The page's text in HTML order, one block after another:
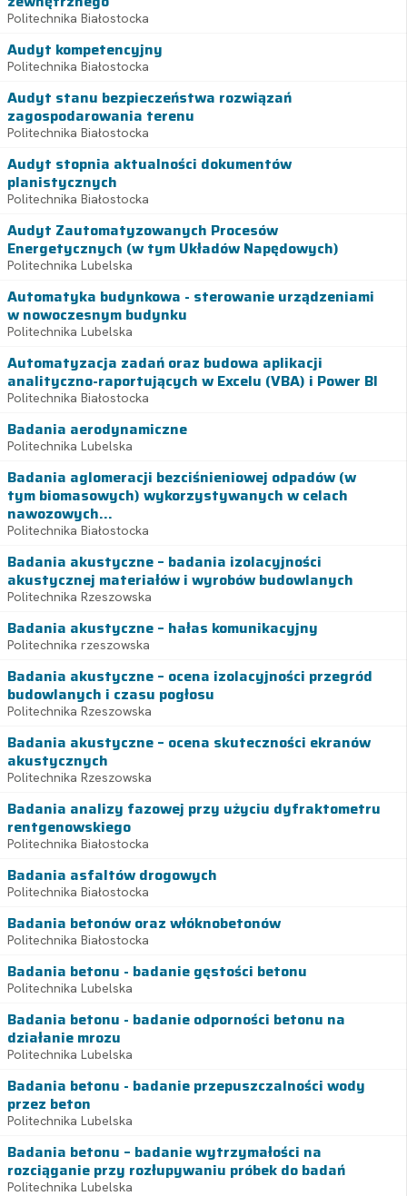
Politechnika Białostocka
Audyt kompetencyjny
Politechnika Białostocka
Audyt stanu bezpieczeństwa rozwiązań
zagospodarowania terenu
Politechnika Białostocka
Audyt stopnia aktualności dokumentów
planistycznych
Politechnika Białostocka
Audyt Zautomatyzowanych Procesów
Energetycznych (w tym Układów Napędowych)
Politechnika Lubelska
Automatyka budynkowa - sterowanie urządzeniami
w nowoczesnym budynku
Politechnika Lubelska
Automatyzacja zadań oraz budowa aplikacji
analityczno-raportujących w Excelu (VBA) i Power BI
Politechnika Białostocka
Badania aerodynamiczne
Politechnika Lubelska
Badania aglomeracji bezciśnieniowej odpadów (w
tym biomasowych) wykorzystywanych w celach
nawozowych...
Politechnika Białostocka
Badania akustyczne – badania izolacyjności
akustycznej materiałów i wyrobów budowlanych
Politechnika Rzeszowska
Badania akustyczne – hałas komunikacyjny
Politechnika rzeszowska
Badania akustyczne – ocena izolacyjności przegród
budowlanych i czasu pogłosu
Politechnika Rzeszowska
Badania akustyczne – ocena skuteczności ekranów
akustycznych
Politechnika Rzeszowska
Badania analizy fazowej przy użyciu dyfraktometru
rentgenowskiego
Politechnika Białostocka
Badania asfaltów drogowych
Politechnika Białostocka
Badania betonów oraz włóknobetonów
Politechnika Białostocka
Badania betonu - badanie gęstości betonu
Politechnika Lubelska
Badania betonu - badanie odporności betonu na
działanie mrozu
Politechnika Lubelska
Badania betonu - badanie przepuszczalności wody
przez beton
Politechnika Lubelska
Badania betonu – badanie wytrzymałości na
rozciąganie przy rozłupywaniu próbek do badań
Politechnika Lubelska